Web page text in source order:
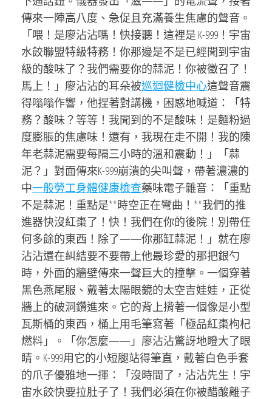
傳來一陣高八度、急促且充滿養生焦慮的聲音。
「喂！是廖沾沾嗎！快接聽！這裡是 K-999！宇宙
水餃聯盟特級特務！你那邊是不是已經聞到宇宙
級的酸味了？我們需要你的蒜泥！你被徵召了！
馬上！」廖沾沾的耳朵被巡迴健檢中心這聲音震
得嗡嗡作響，他捏著對講機，困惑地喊道：「特
務？酸味？等等！我聞到的不是酸味！是麵粉過
度膨脹的焦慮味！還有，我現在走不開！我的陳
年老蒜泥需要每隔三小時的溫和震動！」「蒜
泥？」對面傳來K-999崩潰的尖叫聲，帶著濃濃的
中一般勞工身體健康檢查藥味電子雜音：「重點
不是蒜泥！重點是**時空正在彎曲！**我們的推
進器快沒紅棗了！快！我們在你的後院！別帶任
何多餘的東西！除了——你那缸蒜泥！」就在廖
沾沾還在糾結要不要帶上他最珍愛的那把銀勺
時，外面的牆壁傳來一聲巨大的撞擊。一個穿著
黑色燕尾服、戴著太陽眼鏡的太空吉娃娃，正從
牆上的破洞鑽進來。它的背上揹著一個像是小型
瓦斯桶的東西，桶上用毛筆寫著「極品紅棗枸杞
燃料」。「你怎麼——」廖沾沾驚訝地瞪大了眼
睛。K-999用它的小短腿站得筆直，戴著白色手套
的爪子優雅地一揮：「沒時間了，沾沾先生！宇
宙水餃快要拉肚子了！我們必須在你被醋酸離子